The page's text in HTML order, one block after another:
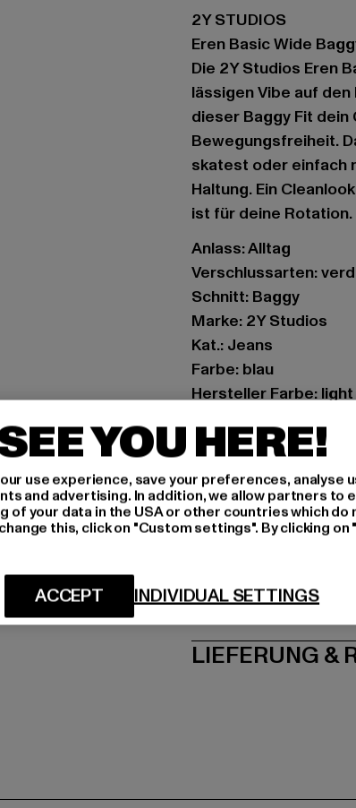
2Y STUDIOS
Eren Basic Wide
Die 2Y Studios Eren
lässigen Vibe auf
dieser Baggy Fit
Bewegungsfreiheit.
skatest oder einfach
Haltung. Ein
ist für deine Rotation.
Anlass: Alltag
Verschlussarten:
Schnitt: Baggy
Marke: 2Y Studios
Kat.: Jeans
Farbe: blau
Hersteller Farbe:
Art.Nr: J-WB-10001-
Hersteller: 2Y
Hollefeldstraße 16 |
LIEFERUNG &
YOU HERE!
use experience, save your preferences, analyse
and advertising. In addition, we allow partners to
of your data in the USA or other countries which do
this, click on "Custom settings". By clicking
INDIVIDUAL SETTINGS
ACCEPT